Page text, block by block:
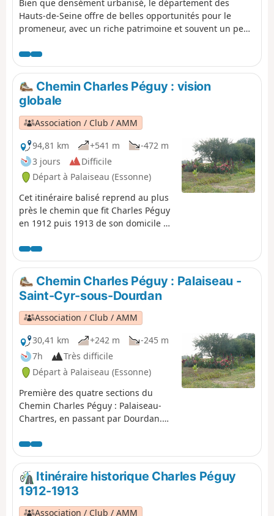
Bien que densément urbanisé, le département des
Hauts-de-Seine offre de belles opportunités pour le
promeneur, avec un riche patrimoine et souvent un peu
toutes accessibles par les transports en commun, vous
emmène à la découverte de ce département en évitant
autant que possible les grands axes de circulation et en
privilégiant les sentes et ruelles, les parcs publics et les
espaces boisés.
Chemin Charles Péguy : vision
globale
Association / Club / AMM
94,81 km
+541 m
-472 m
3 jours
Difficile
Départ à Palaiseau (Essonne)
Cet itinéraire balisé reprend au plus
près le chemin que fit Charles Péguy
en 1912 puis 1913 de son domicile de
passant par Dourdan . L'itinéraire
pédestre représente 94 kilomètres,
jalonnés de balises Bleues et
Blanches. Le Chemin a été créé par l'
Amitié Charles Péguy. Il a bénéficié
du concours du Conseil Général
d'Eure-et-Loir. C'est à Visorando que
l'on doit sa première publication sur
Internet.
Chemin Charles Péguy : Palaiseau -
Saint-Cyr-sous-Dourdan
Association / Club / AMM
30,41 km
+242 m
-245 m
7h
Très difficile
Départ à Palaiseau (Essonne)
Première des quatre sections du
Chemin Charles Péguy : Palaiseau-
Chartres, en passant par Dourdan.
poète Charles Péguy qui fit deux
pèlerinages en 1912 puis 1913, en 4
jours aller-retour.
Itinéraire historique Charles Péguy
1912-1913
Association / Club / AMM